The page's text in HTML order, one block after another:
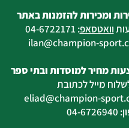
ומכירות להזמנות באתר
וואטסאפ:
04-6722171
@champion-
מחיר למוסדות ובתי ספר
מייל לכתובת
eliad@champion-